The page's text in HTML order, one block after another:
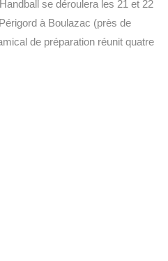
se déroulera les 21 et 22
à Boulazac (près de
de préparation réunit quatre